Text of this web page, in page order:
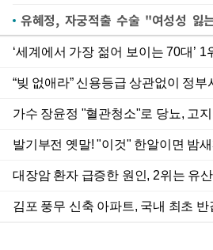
유혜정, 자궁적출 수술 "여성성